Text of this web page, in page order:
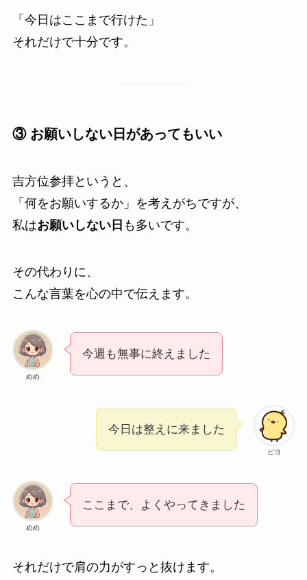
「今日はここまで行けた」
それだけで十分です。
③ お願いしない日があってもいい
吉方位参拝というと、
「何をお願いするか」を考えがちですが、
私はお願いしない日 も多いです。
その代わりに、
こんな言葉を心の中で伝えます。
めめ
今週も無事に終えました
ピヨ
今日は整えに来ました
めめ
ここまで、よくやってきました
それだけで肩の力がすっと抜けます。